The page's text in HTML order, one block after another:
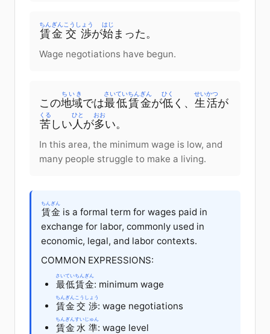
賃金
ちんぎん
交渉
こうしょう
が始
はじ
まった 。
Wage negotiations have begun.
この地域
ちいき
では最低
さいてい
賃金
ちんぎん
が低
ひく
く 、 生活
せいかつ
が
苦
くる
しい 人
ひと
が多
おお
い。
In this area, the minimum wage is low, and
many people struggle to make a living.
賃金
ちんぎん
is a formal term for wages paid in
exchange for labor, commonly used in
economic, legal, and labor contexts.
COMMON EXPRESSIONS:
最低
さいてい
賃金
ちんぎん
: minimum wage
賃金
ちんぎん
交渉
こうしょう
: wage negotiations
賃金
ちんぎん
水準
すいじゅん
: wage level